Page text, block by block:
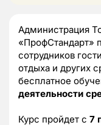
Администрация
«ПрофСтандарт»
сотрудников
отдыха и других
бесплатное
деятельности
Курс пройдет с 7